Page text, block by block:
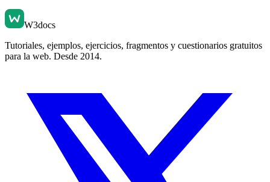
W3docs
Tutoriales, ejemplos, ejercicios, fragmentos y cuestionarios gratuitos
para la web. Desde 2014.